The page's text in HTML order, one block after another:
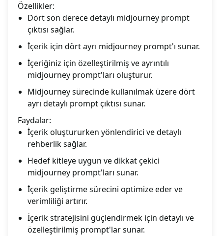
Özellikler:
Dört son derece detaylı midjourney prompt
çıktısı sağlar.
İçerik için dört ayrı midjourney prompt'ı sunar.
İçeriğiniz için özelleştirilmiş ve ayrıntılı
midjourney prompt'ları oluşturur.
Midjourney sürecinde kullanılmak üzere dört
ayrı detaylı prompt çıktısı sunar.
Faydalar:
İçerik oluştururken yönlendirici ve detaylı
rehberlik sağlar.
Hedef kitleye uygun ve dikkat çekici
midjourney prompt'ları sunar.
İçerik geliştirme sürecini optimize eder ve
verimliliği artırır.
İçerik stratejisini güçlendirmek için detaylı ve
özelleştirilmiş prompt'lar sunar.